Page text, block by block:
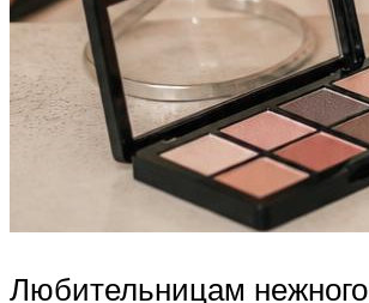
Любительницам